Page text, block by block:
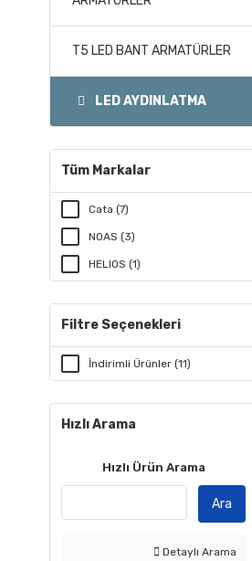
T5 LED BANT ARMATÜRLER
LED AYDINLATMA
Tüm Markalar
Cata (7)
NOAS (3)
HELIOS (1)
Filtre Seçenekleri
İndirimli Ürünler (11)
Hızlı Arama
Hızlı Ürün Arama
Ara
Detaylı Arama